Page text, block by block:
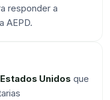
responder a
AEPD.
Estados Unidos que